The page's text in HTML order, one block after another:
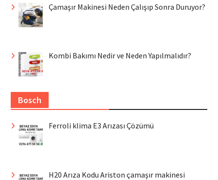
Çamaşır Makinesi Neden Çalışıp Sonra Duruyor?
Kombi Bakımı Nedir ve Neden Yapılmalıdır?
Bosch
Ferroli klima E3 Arızası Çözümü
H20 Arıza Kodu Ariston çamaşır makinesi